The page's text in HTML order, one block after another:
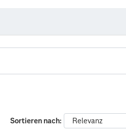
Sortieren nach